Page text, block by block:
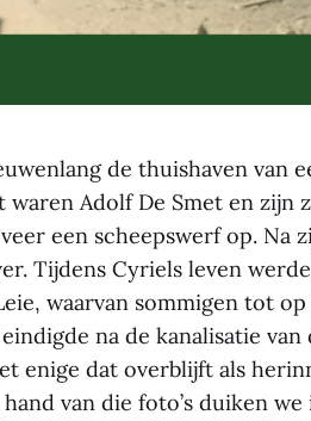
de thuishaven van
Adolf De Smet en zijn
een scheepswerf op. Na
Tijdens Cyriels leven
waarvan sommigen tot
na de kanalisatie
enige dat overblijft als
van die foto’s duiken